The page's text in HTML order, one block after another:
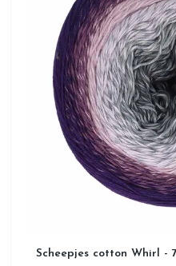
Scheepjes cotton Whirl -